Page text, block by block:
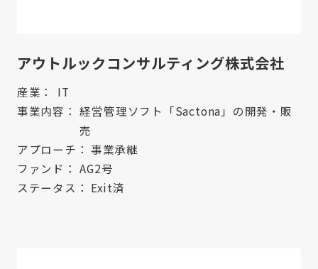
アウトルックコンサルティング株式会社
産業：
IT
事業内容： 経営管理ソフト「Sactona」の開発・販
売
アプローチ： 事業承継
ファンド： AG2号
ステータス： Exit済